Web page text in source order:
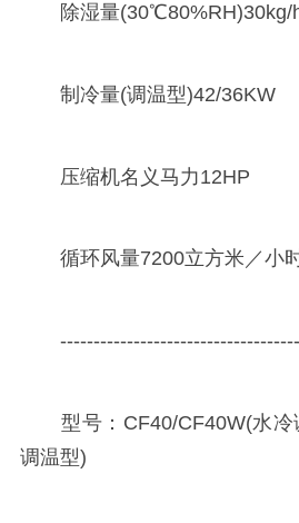
除湿量(30℃80%RH)30kg/
制冷量(调温型)42/36KW
压缩机名义马力12HP
循环风量7200立方米／小
型号：CF40/CF40W(水冷
调温型)